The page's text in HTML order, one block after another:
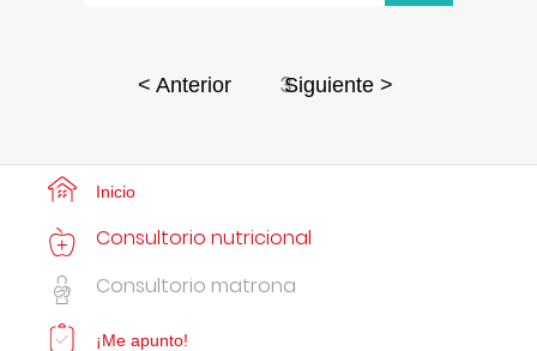
< Anterior 3Siguiente >
Inicio
Consultorio nutricional
Consultorio matrona
¡Me apunto!